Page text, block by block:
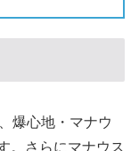
爆心地・マナウ
。さらにマナウス